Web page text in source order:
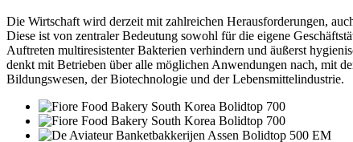
Die Wirtschaft wird derzeit mit zahlreichen Herausforderungen,
Diese ist von zentraler Bedeutung sowohl für die eigene
Auftreten multiresistenter Bakterien verhindern und äußerst
denkt mit Betrieben über alle möglichen Anwendungen nach, mit
Bildungswesen, der Biotechnologie und der Lebensmittelindustrie.